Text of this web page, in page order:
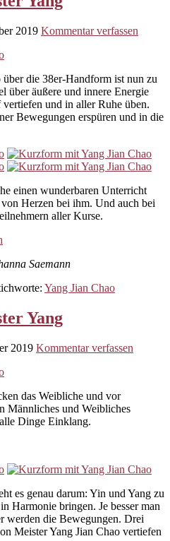
2019 Kommentar verfassen
die 38er-Handform ist nun zu
über äußere und innere Energie
und in aller Ruhe üben.
Bewegungen erspüren und in die
einen wunderbaren Unterricht
Herzen bei ihm. Und auch bei
aller Kurse.
Saemann
Yang Jian Chao
Yang
2019 Kommentar verfassen
das Weibliche und vor
Männliches und Weibliches
Dinge Einklang.
es genau darum: Yin und Yang zu
Harmonie bringen. Je besser man
werden die Bewegungen. Drei
Meister Yang Jian Chao vertiefen